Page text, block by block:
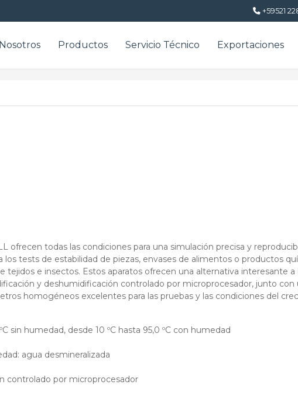
+59521
Nosotros Productos Servicio Técnico Exportaciones
ofrecen todas las condiciones para una simulación precisa y
tests de estabilidad de piezas, envases de alimentos o productos
e insectos. Estos aparatos ofrecen una alternativa interesante a
y deshumidificación controlado por microprocesador, junto con
homogéneos excelentes para las pruebas y las condiciones del
sin humedad, desde 10 ºC hasta 95,0 ºC con humedad
agua desmineralizada
controlado por microprocesador